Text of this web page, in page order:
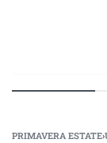
PRIMAVERA ESTATE›